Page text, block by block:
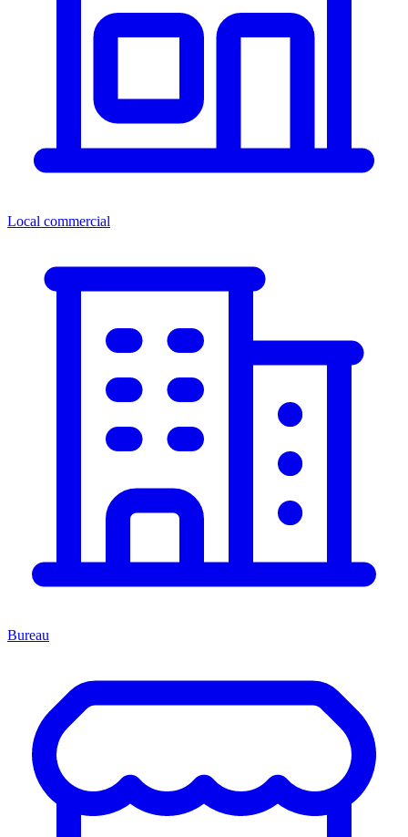
Local commercial
Bureau